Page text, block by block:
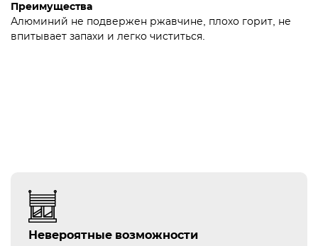
Преимущества
Алюминий не подвержен ржавчине, плохо горит, не
впитывает запахи и легко чиститься.
Невероятные возможности